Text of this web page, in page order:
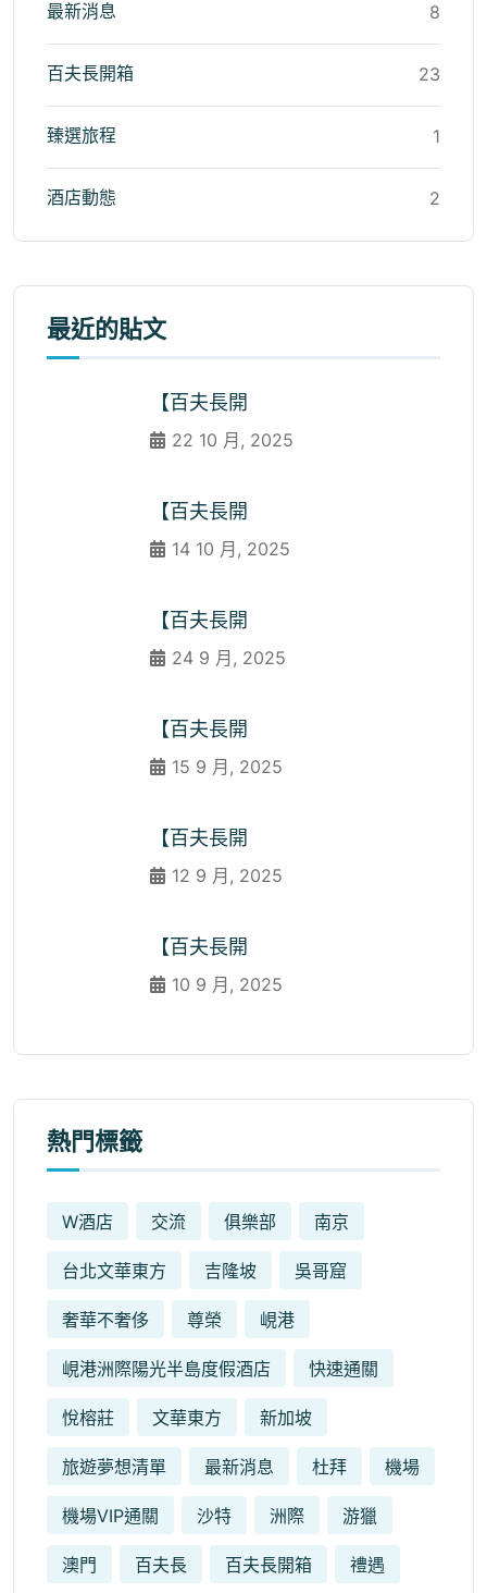
最新消息 8
百夫長開箱 23
臻選旅程 1
酒店動態 2
最近的貼文
【百夫長開
22 10 月, 2025
【百夫長開
14 10 月, 2025
【百夫長開
24 9 月, 2025
【百夫長開
15 9 月, 2025
【百夫長開
12 9 月, 2025
【百夫長開
10 9 月, 2025
熱門標籤
W酒店 交流 俱樂部 南京
台北文華東方 吉隆坡 吳哥窟
奢華不奢侈 尊榮 峴港
峴港洲際陽光半島度假酒店 快速通關
悅榕莊 文華東方 新加坡
旅遊夢想清單 最新消息 杜拜 機場
機場VIP通關 沙特 洲際 游獵
澳門 百夫長 百夫長開箱 禮遇